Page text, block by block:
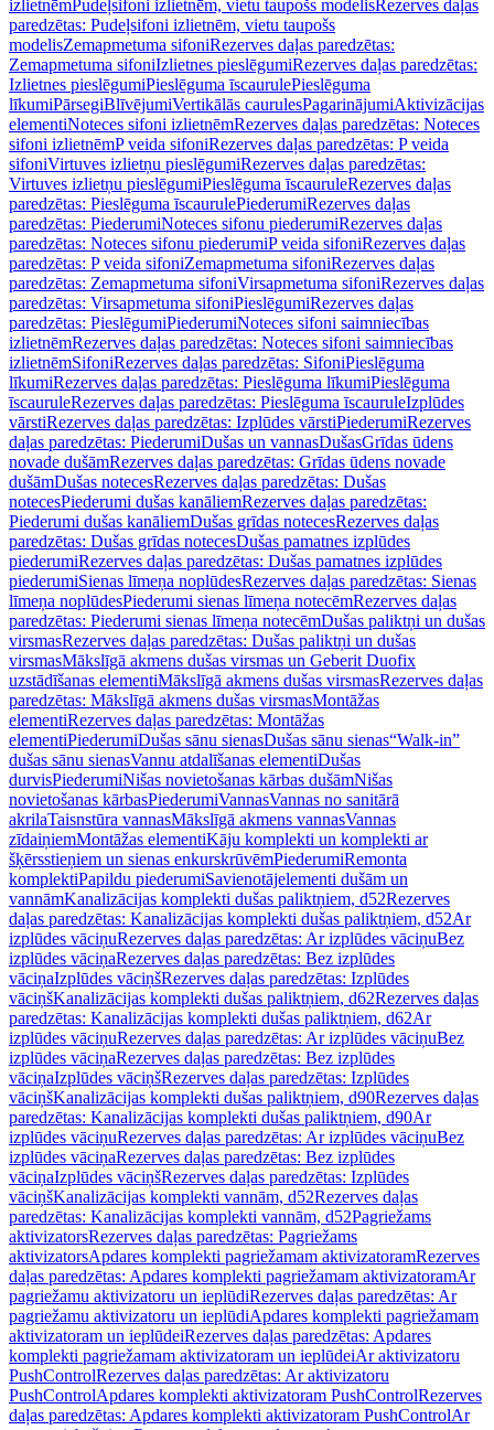
izlietnēmPudeļsifoni izlietnēm, vietu taupošs modelisRezerves daļas
paredzētas: Pudeļsifoni izlietnēm, vietu taupošs
modelisZemapmetuma sifoniRezerves daļas paredzētas:
Zemapmetuma sifoniIzlietnes pieslēgumiRezerves daļas paredzētas:
Izlietnes pieslēgumiPieslēguma īscaurulePieslēguma
līkumiPārsegiBlīvējumiVertikālās caurulesPagarinājumiAktivizācijas
elementiNoteces sifoni izlietnēmRezerves daļas paredzētas: Noteces
sifoni izlietnēmP veida sifoniRezerves daļas paredzētas: P veida
sifoniVirtuves izlietņu pieslēgumiRezerves daļas paredzētas:
Virtuves izlietņu pieslēgumiPieslēguma īscauruleRezerves daļas
paredzētas: Pieslēguma īscaurulePiederumiRezerves daļas
paredzētas: PiederumiNoteces sifonu piederumiRezerves daļas
paredzētas: Noteces sifonu piederumiP veida sifoniRezerves daļas
paredzētas: P veida sifoniZemapmetuma sifoniRezerves daļas
paredzētas: Zemapmetuma sifoniVirsapmetuma sifoniRezerves daļas
paredzētas: Virsapmetuma sifoniPieslēgumiRezerves daļas
paredzētas: PieslēgumiPiederumiNoteces sifoni saimniecības
izlietnēmRezerves daļas paredzētas: Noteces sifoni saimniecības
izlietnēmSifoniRezerves daļas paredzētas: SifoniPieslēguma
līkumiRezerves daļas paredzētas: Pieslēguma līkumiPieslēguma
īscauruleRezerves daļas paredzētas: Pieslēguma īscauruleIzplūdes
vārstiRezerves daļas paredzētas: Izplūdes vārstiPiederumiRezerves
daļas paredzētas: PiederumiDušas un vannasDušasGrīdas ūdens
novade dušāmRezerves daļas paredzētas: Grīdas ūdens novade
dušāmDušas notecesRezerves daļas paredzētas: Dušas
notecesPiederumi dušas kanāliemRezerves daļas paredzētas:
Piederumi dušas kanāliemDušas grīdas notecesRezerves daļas
paredzētas: Dušas grīdas notecesDušas pamatnes izplūdes
piederumiRezerves daļas paredzētas: Dušas pamatnes izplūdes
piederumiSienas līmeņa noplūdesRezerves daļas paredzētas: Sienas
līmeņa noplūdesPiederumi sienas līmeņa notecēmRezerves daļas
paredzētas: Piederumi sienas līmeņa notecēmDušas paliktņi un dušas
virsmasRezerves daļas paredzētas: Dušas paliktņi un dušas
virsmasMākslīgā akmens dušas virsmas un Geberit Duofix
uzstādīšanas elementiMākslīgā akmens dušas virsmasRezerves daļas
paredzētas: Mākslīgā akmens dušas virsmasMontāžas
elementiRezerves daļas paredzētas: Montāžas
elementiPiederumiDušas sānu sienasDušas sānu sienas“Walk-in”
dušas sānu sienasVannu atdalīšanas elementiDušas
durvisPiederumiNišas novietošanas kārbas dušāmNišas
novietošanas kārbasPiederumiVannasVannas no sanitārā
akrilaTaisnstūra vannasMākslīgā akmens vannasVannas
zīdaiņiemMontāžas elementiKāju komplekti un komplekti ar
šķērsstieņiem un sienas enkurskrūvēmPiederumiRemonta
komplektiPapildu piederumiSavienotājelementi dušām un
vannāmKanalizācijas komplekti dušas paliktņiem, d52Rezerves
daļas paredzētas: Kanalizācijas komplekti dušas paliktņiem, d52Ar
izplūdes vāciņuRezerves daļas paredzētas: Ar izplūdes vāciņuBez
izplūdes vāciņaRezerves daļas paredzētas: Bez izplūdes
vāciņaIzplūdes vāciņšRezerves daļas paredzētas: Izplūdes
vāciņšKanalizācijas komplekti dušas paliktņiem, d62Rezerves daļas
paredzētas: Kanalizācijas komplekti dušas paliktņiem, d62Ar
izplūdes vāciņuRezerves daļas paredzētas: Ar izplūdes vāciņuBez
izplūdes vāciņaRezerves daļas paredzētas: Bez izplūdes
vāciņaIzplūdes vāciņšRezerves daļas paredzētas: Izplūdes
vāciņšKanalizācijas komplekti dušas paliktņiem, d90Rezerves daļas
paredzētas: Kanalizācijas komplekti dušas paliktņiem, d90Ar
izplūdes vāciņuRezerves daļas paredzētas: Ar izplūdes vāciņuBez
izplūdes vāciņaRezerves daļas paredzētas: Bez izplūdes
vāciņaIzplūdes vāciņšRezerves daļas paredzētas: Izplūdes
vāciņšKanalizācijas komplekti vannām, d52Rezerves daļas
paredzētas: Kanalizācijas komplekti vannām, d52Pagriežams
aktivizatorsRezerves daļas paredzētas: Pagriežams
aktivizatorsApdares komplekti pagriežamam aktivizatoramRezerves
daļas paredzētas: Apdares komplekti pagriežamam aktivizatoramAr
pagriežamu aktivizatoru un ieplūdiRezerves daļas paredzētas: Ar
pagriežamu aktivizatoru un ieplūdiApdares komplekti pagriežamam
aktivizatoram un ieplūdeiRezerves daļas paredzētas: Apdares
komplekti pagriežamam aktivizatoram un ieplūdeiAr aktivizatoru
PushControlRezerves daļas paredzētas: Ar aktivizatoru
PushControlApdares komplekti aktivizatoram PushControlRezerves
daļas paredzētas: Apdares komplekti aktivizatoram PushControlAr